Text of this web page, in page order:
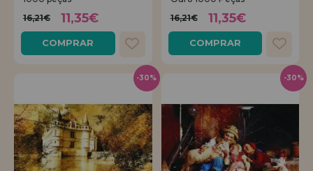
REGISTRO DE REVENDEDOR
16,21€
11,35€
COMPRAR
16,21€
11,35€
COMPRAR
-30% -30%